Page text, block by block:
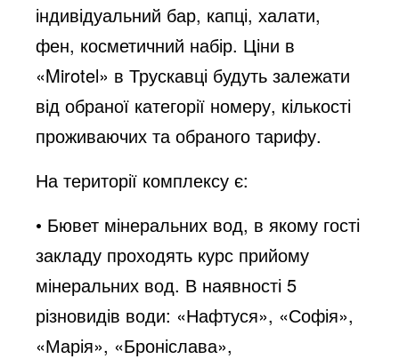
індивідуальний бар, капці, халати,
фен, косметичний набір. Ціни в
«Mirotel» в Трускавці будуть залежати
від обраної категорії номеру, кількості
проживаючих та обраного тарифу.
На території комплексу є:
• Бювет мінеральних вод, в якому гості
закладу проходять курс прийому
мінеральних вод. В наявності 5
різновидів води: «Нафтуся», «Софія»,
«Марія», «Броніслава»,